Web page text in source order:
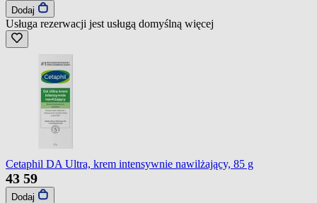
Dodaj
Usługa rezerwacji jest usługą domyślną więcej
Cetaphil DA Ultra, krem intensywnie nawilżający, 85 g
43 59
Dodaj